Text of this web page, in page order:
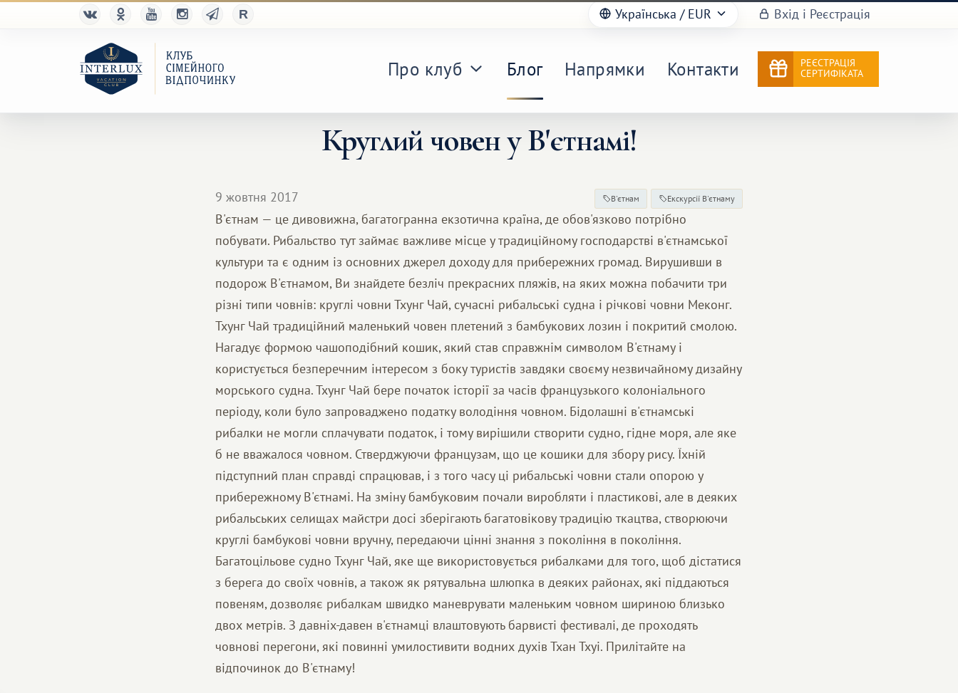
Українська / EUR Вхід і Реєстрація
Про клуб Блог Напрямки Контакти
РЕЄСТРАЦІЯ
СЕРТИФІКАТА
Круглий човен у В'єтнамі!
9 жовтня 2017 В'єтнам Екскурсії В'єтнаму
В'єтнам — це дивовижна, багатогранна екзотична країна, де обов'язково потрібно
побувати. Рибальство тут займає важливе місце у традиційному господарстві в'єтнамської
культури та є одним із основних джерел доходу для прибережних громад. Вирушивши в
подорож В'єтнамом, Ви знайдете безліч прекрасних пляжів, на яких можна побачити три
різні типи човнів: круглі човни Тхунг Чай, сучасні рибальські судна і річкові човни Меконг.
Тхунг Чай традиційний маленький човен плетений з бамбукових лозин і покритий смолою.
Нагадує формою чашоподібний кошик, який став справжнім символом В'єтнаму і
користується безперечним інтересом з боку туристів завдяки своєму незвичайному дизайну
морського судна. Тхунг Чай бере початок історії за часів французького колоніального
періоду, коли було запроваджено податку володіння човном. Бідолашні в'єтнамські
рибалки не могли сплачувати податок, і тому вирішили створити судно, гідне моря, але яке
б не вважалося човном. Стверджуючи французам, що це кошики для збору рису. Їхній
підступний план справді спрацював, і з того часу ці рибальські човни стали опорою у
прибережному В'єтнамі. На зміну бамбуковим почали виробляти і пластикові, але в деяких
рибальських селищах майстри досі зберігають багатовікову традицію ткацтва, створюючи
круглі бамбукові човни вручну, передаючи цінні знання з покоління в покоління.
Багатоцільове судно Тхунг Чай, яке ще використовується рибалками для того, щоб дістатися
з берега до своїх човнів, а також як рятувальна шлюпка в деяких районах, які піддаються
повеням, дозволяє рибалкам швидко маневрувати маленьким човном шириною близько
двох метрів. З давніх-давен в'єтнамці влаштовують барвисті фестивалі, де проходять
човнові перегони, які повинні умилостивити водних духів Тхан Тхуі. Прилітайте на
відпочинок до В'єтнаму!